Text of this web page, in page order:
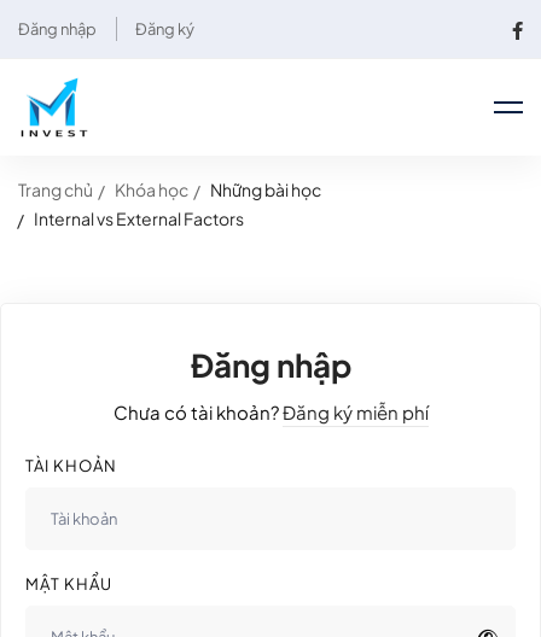
Đăng nhập Đăng ký
Trang chủ Khóa học
Những bài học
Internal vs External Factors
Đăng nhập
Chưa có tài khoản?Đăng ký miễn phí
TÀI KHOẢN
MẬT KHẨU